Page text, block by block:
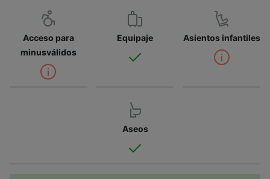
Acceso para
minusválidos
Equipaje Asientos infantiles
Aseos